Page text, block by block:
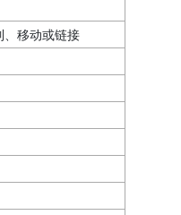
、移动或链接